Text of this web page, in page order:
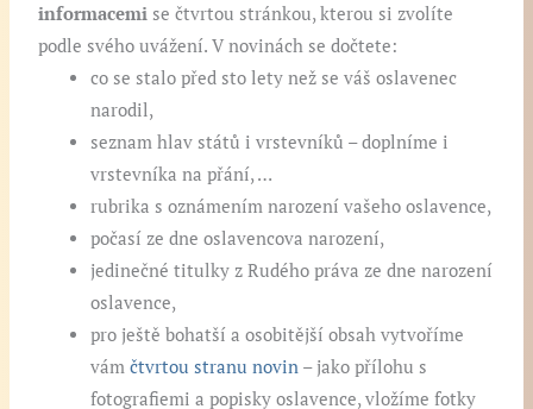
informacemi se čtvrtou stránkou, kterou si zvolíte
podle svého uvážení. V novinách se dočtete:
co se stalo před sto lety než se váš oslavenec
narodil,
seznam hlav států i vrstevníků – doplníme i
vrstevníka na přání, …
rubrika s oznámením narození vašeho oslavence,
počasí ze dne oslavencova narození,
jedinečné titulky z Rudého práva ze dne narození
oslavence,
pro ještě bohatší a osobitější obsah vytvoříme
vámčtvrtou stranu novin – jako přílohu s
fotografiemi a popisky oslavence, vložíme fotky